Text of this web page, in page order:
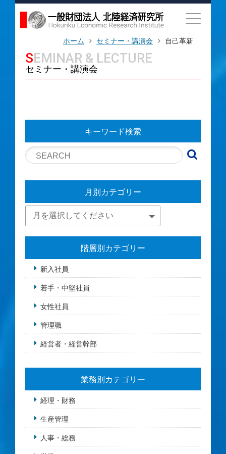
ホーム セミナー・講演会 自己革新
SEMINAR & LECTURE
セミナー・講演会
キーワード検索
月別カテゴリー
階層別カテゴリー
新入社員
若手・中堅社員
女性社員
管理職
経営者・経営幹部
業務別カテゴリー
経理・財務
生産管理
人事・総務